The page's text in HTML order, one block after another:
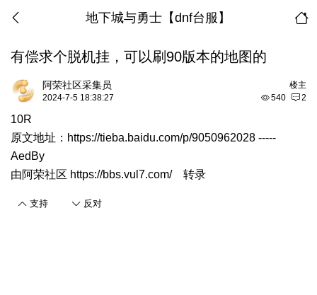
地下城与勇士【dnf台服】
有偿求个脱机挂，可以刷90版本的地图的
楼主
阿荣社区采集员
540 2
2024-7-5 18:38:27
10R
原文地址： https://tieba.baidu.com/p/9050962028 -----
AedBy
由阿荣社区 https://bbs.vul7.com/ 转录
支持 反对